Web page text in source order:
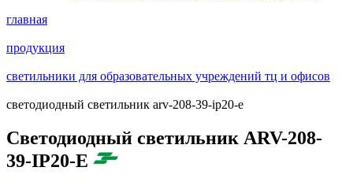
главная
продукция
светильники для образовательных учреждений тц и офисов
светодиодный светильник arv-208-39-ip20-e
Светодиодный светильник ARV-208-
39-IP20-E